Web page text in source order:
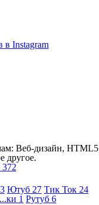
в Instagram
Веб-дизайн,
другое.
372
Ютуб 27 Тик Ток 24
1 Рутуб 6